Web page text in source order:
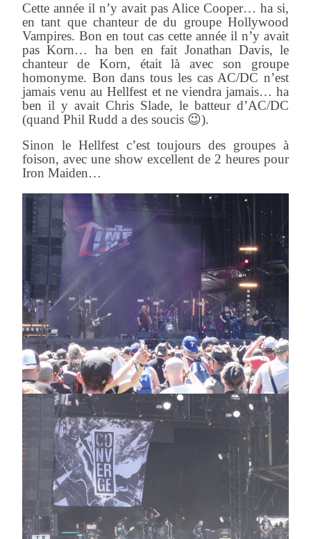
Cette année il n’y avait pas Alice Cooper… ha si,
en tant que chanteur de du groupe Hollywood
Vampires. Bon en tout cas cette année il n’y avait
pas Korn… ha ben en fait Jonathan Davis, le
chanteur de Korn, était là avec son groupe
homonyme. Bon dans tous les cas AC/DC n’est
jamais venu au Hellfest et ne viendra jamais… ha
ben il y avait Chris Slade, le batteur d’AC/DC
(quand Phil Rudd a des soucis 😉).
Sinon le Hellfest c’est toujours des groupes à
foison, avec une show excellent de 2 heures pour
Iron Maiden…